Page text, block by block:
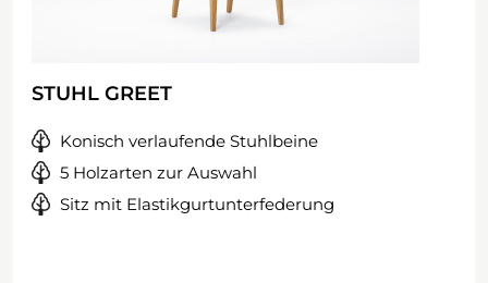
STUHL GREET
Konisch verlaufende Stuhlbeine
5 Holzarten zur Auswahl
Sitz mit Elastikgurtunterfederung